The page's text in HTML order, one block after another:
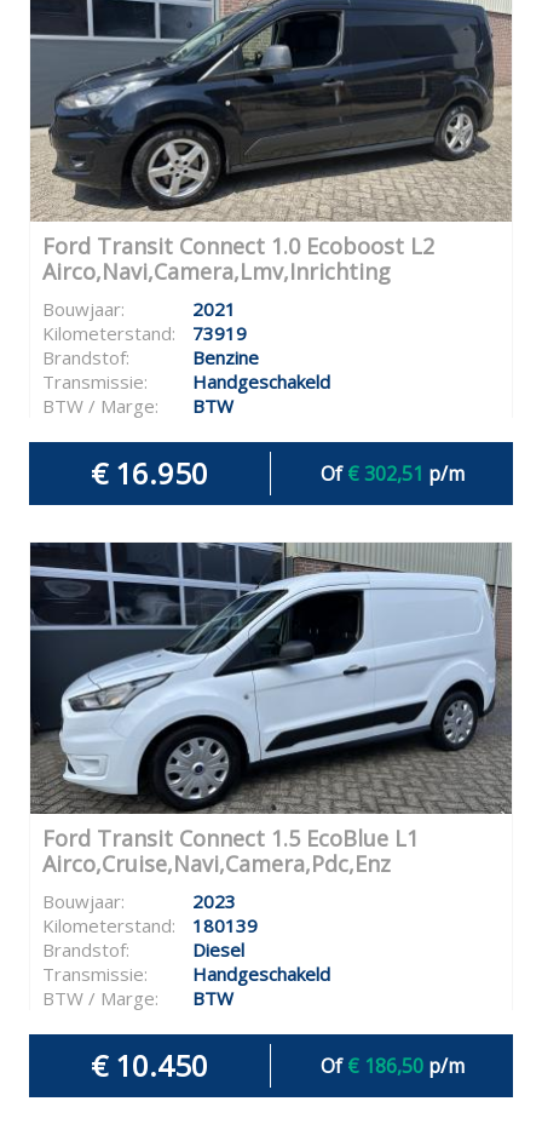
Ford Transit Connect 1.0 Ecoboost L2
Airco,Navi,Camera,Lmv,Inrichting
Bouwjaar:
2021
Kilometerstand:
73919
Brandstof:
Benzine
Transmissie:
Handgeschakeld
BTW / Marge:
BTW
€ 16.950 Of€ 302,51 p/m
Ford Transit Connect 1.5 EcoBlue L1
Airco,Cruise,Navi,Camera,Pdc,Enz
Bouwjaar:
2023
Kilometerstand:
180139
Brandstof:
Diesel
Transmissie:
Handgeschakeld
BTW / Marge:
BTW
€ 10.450 Of€ 186,50p/m